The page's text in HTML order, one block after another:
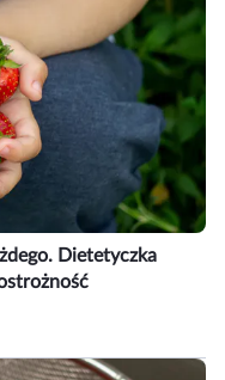
Dietetyczka